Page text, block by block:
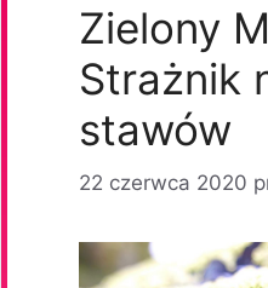
Zielony
Strażnik
stawów
22 czerwca 2020